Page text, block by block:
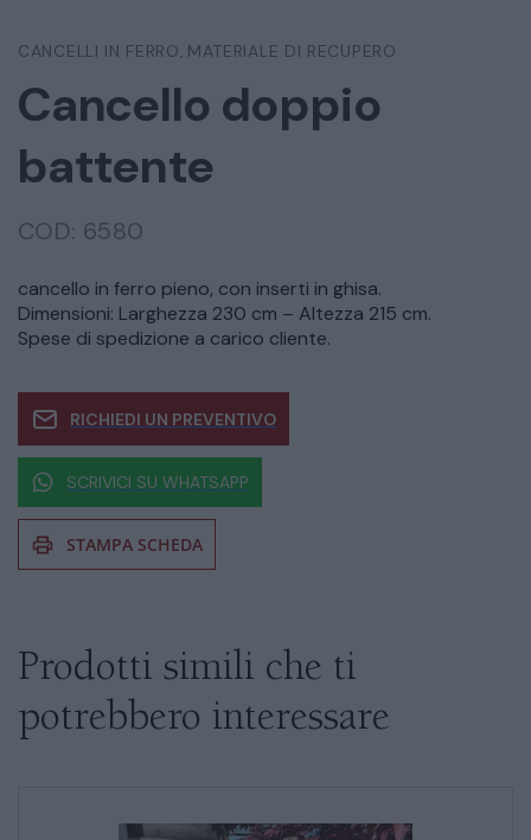
CANCELLI IN FERRO , MATERIALE DI RECUPERO
Cancello doppio
battente
COD: 6580
cancello in ferro pieno, con inserti in ghisa.
Dimensioni: Larghezza 230 cm – Altezza 215 cm.
Spese di spedizione a carico cliente.
RICHIEDI UN PREVENTIVO
SCRIVICI SU WHATSAPP
STAMPA SCHEDA
esitate a chiedere informazioni
Prodotti simili che ti
potrebbero interessare